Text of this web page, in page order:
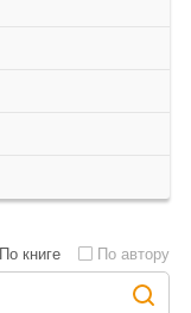
По книге По автору